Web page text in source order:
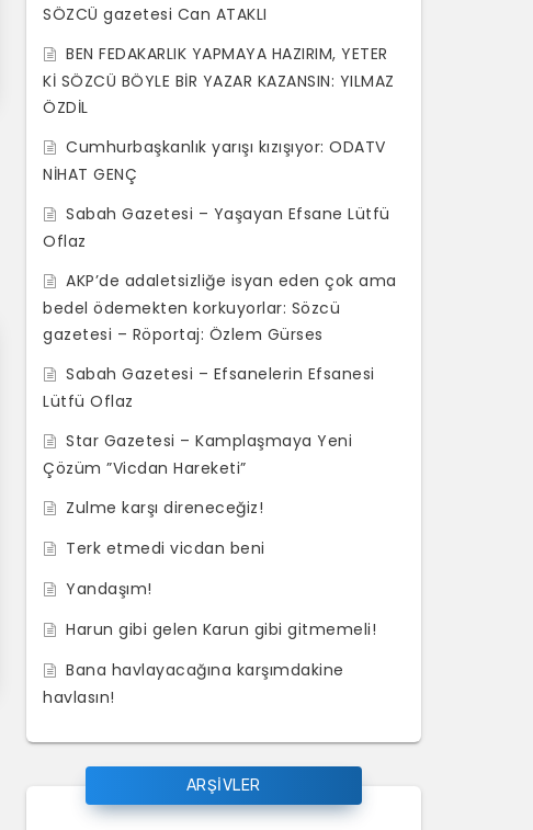
SÖZCÜ gazetesi Can ATAKLI
BEN FEDAKARLIK YAPMAYA HAZIRIM, YETER
Kİ SÖZCÜ BÖYLE BİR YAZAR KAZANSIN: YILMAZ
ÖZDİL
Cumhurbaşkanlık yarışı kızışıyor: ODATV
NİHAT GENÇ
Sabah Gazetesi – Yaşayan Efsane Lütfü
Oflaz
AKP’de adaletsizliğe isyan eden çok ama
bedel ödemekten korkuyorlar: Sözcü
gazetesi – Röportaj: Özlem Gürses
Sabah Gazetesi – Efsanelerin Efsanesi
Lütfü Oflaz
Star Gazetesi – Kamplaşmaya Yeni
Çözüm ”Vicdan Hareketi”
Zulme karşı direneceğiz!
Terk etmedi vicdan beni
Yandaşım!
Harun gibi gelen Karun gibi gitmemeli!
Bana havlayacağına karşımdakine
havlasın!
ARŞİVLER